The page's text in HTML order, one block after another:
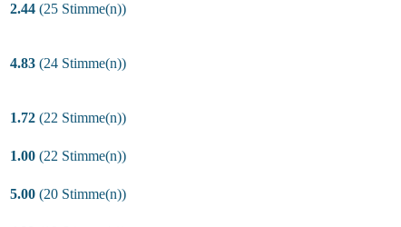
2.44(25 Stimme(n))
4.83(24 Stimme(n))
1.72(22 Stimme(n))
1.00(22 Stimme(n))
5.00(20 Stimme(n))